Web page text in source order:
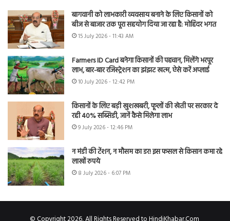
बागवानी को लाभकारी व्यवसाय बनाने के लिए किसानों को
बीज से बाजार तक पूरा सहयोग दिया जा रहा है: मोहिंदर भगत
15 July 2026 - 11:43 AM
Farmers ID Card बनेगा किसानों की पहचान, मिलेंगे भरपूर
लाभ, बार-बार रजिस्ट्रेशन का झंझट खत्म, ऐसे करें अप्लाई
10 July 2026 - 12:42 PM
किसानों के लिए बड़ी खुशखबरी, फूलों की खेती पर सरकार दे
रही 40% सब्सिडी, जानें कैसे मिलेगा लाभ
9 July 2026 - 12:46 PM
न मंडी की टेंशन, न मौसम का डर! इस फसल से किसान कमा रहे
लाखों रुपये
8 July 2026 - 6:07 PM